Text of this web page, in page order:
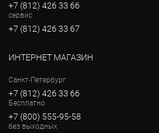
+7 (812) 426 33 66
сервис
+7 (812) 426 33 67
ИНТЕРНЕТ МАГАЗИН
Санкт-Петербург
+7 (812) 426 33 66
Бесплатно
+7 (800) 555-95-58
без выходных